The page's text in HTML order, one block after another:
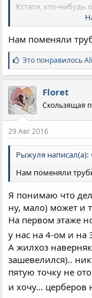
Кстати, кто-
или что там
очень нужен совет,
просить?
Нам поменяли
С
и
м
п
а
т
и
:
Это понравилось
Floret
Скользящая
29 Авг 2016
Рыжуля написал(а):
Нам поменяли
Я понимаю что
ну, мало) может и
На первом этаже
у нас на 4-ом и на
А жилхоз
зашевелился)..
пятую точку не
и хочу... церберов